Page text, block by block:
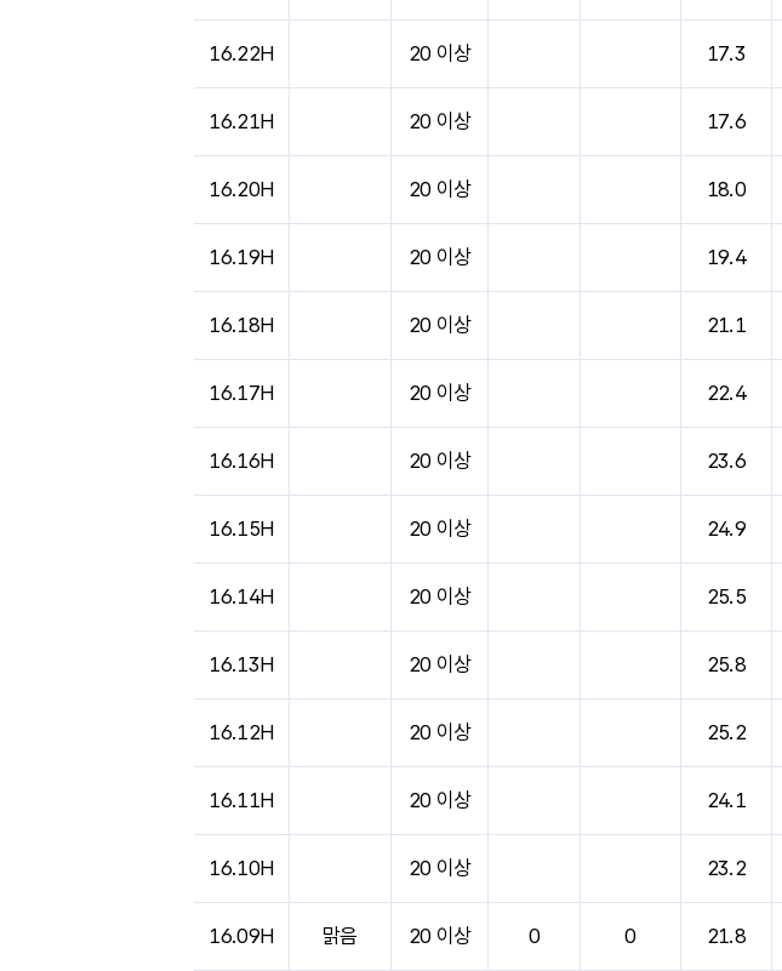
16.22H 20 이상 17.3
16.21H 20 이상 17.6
16.20H 20 이상 18.0
16.19H 20 이상 19.4
16.18H 20 이상 21.1
16.17H 20 이상 22.4
16.16H 20 이상 23.6
16.15H 20 이상 24.9
16.14H 20 이상 25.5
16.13H 20 이상 25.8
16.12H 20 이상 25.2
16.11H 20 이상 24.1
16.10H 20 이상 23.2
16.09H 맑음 20 이상 0 0 21.8